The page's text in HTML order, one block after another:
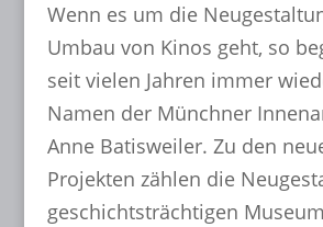
Wenn es um die
Umbau von Kinos geht, so
seit vielen Jahren immer
Namen der Münchner
Anne Batisweiler. Zu den
Projekten zählen die
geschichtsträchtigen